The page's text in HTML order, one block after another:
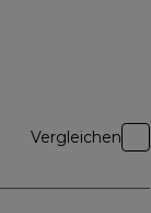
Vergleichen